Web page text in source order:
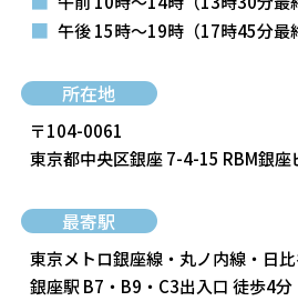
■ 午後 15時～19時 （17時45分最
所在地
〒104-0061
東京都中央区銀座 7-4-15 RBM銀座
最寄駅
東京メトロ銀座線・丸ノ内線・日
銀座駅 B7・B9・C3出入口 徒歩4分